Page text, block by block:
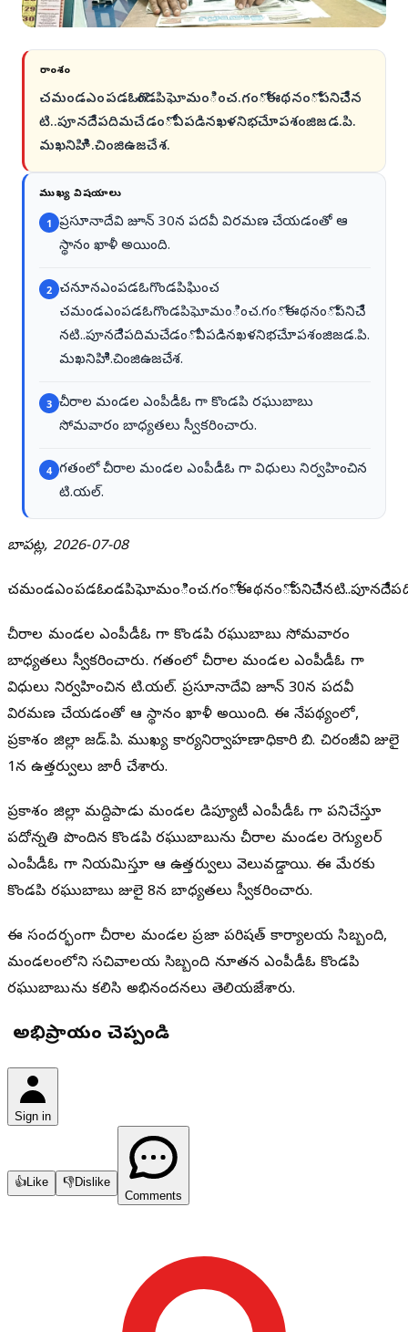
సారాంశం
చమండఎంపడఓగొండపిఘోమంించ.గంోఈథనంోపనిచేిన
టి..పూనదేిపదిమచేడంోఏపడినఖళనిభచేూపశంజిజడ.పి.
మఖనిహిిి.చింజిఉజచేశ.
ముఖ్య విషయాలు
1 ప్రసూనాదేవి జూన్ 30న పదవీ విరమణ చేయడంతో ఆ
స్థానం ఖాళీ అయింది.
2 చనూనఎంపడఓగొండపిఘించ
చమండఎంపడఓగొండపిఘోమంించ.గంోఈథనంోపనిచేి
నటి..పూనదేిపదిమచేడంోఏపడినఖళనిభచేూపశంజిజడ.పి.
మఖనిహిిి.చింజిఉజచేశ.
3 చీరాల మండల ఎంపీడీఓ గా కొండపి రఘుబాబు
సోమవారం బాధ్యతలు స్వీకరించారు.
4 గతంలో చీరాల మండల ఎంపీడీఓ గా విధులు నిర్వహించిన
టి.యల్.
బాపట్ల, 2026-07-08
చీరాల మండల ఎంపీడీఓ గా కొండపి రఘుబాబు సోమవారం
బాధ్యతలు స్వీకరించారు. గతంలో చీరాల మండల ఎంపీడీఓ గా
విధులు నిర్వహించిన టి.యల్. ప్రసూనాదేవి జూన్ 30న పదవీ
విరమణ చేయడంతో ఆ స్థానం ఖాళీ అయింది. ఈ నేపథ్యంలో,
ప్రకాశం జిల్లా జడ్.పి. ముఖ్య కార్యనిర్వాహణాధికారి బి. చిరంజీవి జులై
1న ఉత్తర్వులు జారీ చేశారు.
ప్రకాశం జిల్లా మద్దిపాడు మండల డిప్యూటీ ఎంపీడీఓ గా పనిచేస్తూ
పదోన్నతి పొందిన కొండపి రఘుబాబును చీరాల మండల రెగ్యులర్
ఎంపీడీఓ గా నియమిస్తూ ఆ ఉత్తర్వులు వెలువడ్డాయి. ఈ మేరకు
కొండపి రఘుబాబు జులై 8న బాధ్యతలు స్వీకరించారు.
ఈ సందర్భంగా చీరాల మండల ప్రజా పరిషత్ కార్యాలయ సిబ్బంది,
మండలంలోని సచివాలయ సిబ్బంది నూతన ఎంపీడీఓ కొండపి
రఘుబాబును కలిసి అభినందనలు తెలియజేశారు.
మీ అభిప్రాయం చెప్పండి
Sign in
👍Like 👎Dislike
Comments